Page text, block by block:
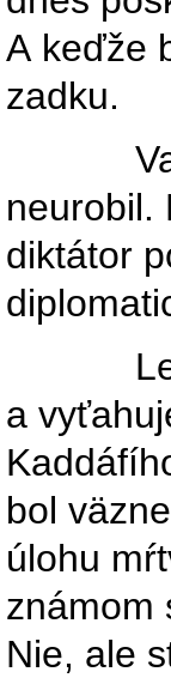
A keďže
zadku.
Vadí
neurobil.
diktátor
a
bol
úlohu
známom
Nie, ale